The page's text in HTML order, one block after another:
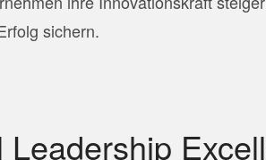
sichern.